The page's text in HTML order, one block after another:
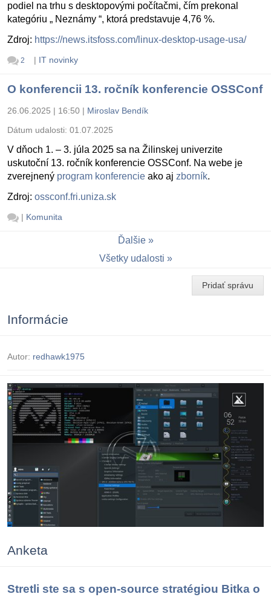
podiel na trhu s desktopovými počítačmi, čím prekonal
kategóriu „ Neznámy “, ktorá predstavuje 4,76 %.
Zdroj: https://news.itsfoss.com/linux-desktop-usage-usa/
2 | IT novinky
O konferencii 13. ročník konferencie OSSConf
26.06.2025 | 16:50 | Miroslav Bendík
Dátum udalosti: 01.07.2025
V dňoch 1. – 3. júla 2025 sa na Žilinskej univerzite
uskutoční 13. ročník konferencie OSSConf. Na webe je
zverejnený program konferencie ako aj zborník.
Zdroj: ossconf.fri.uniza.sk
| Komunita
Ďalšie
Všetky udalosti
Pridať správu
Informácie
Autor: redhawk1975
Anketa
Stretli ste sa s open-source stratégiou Bitka o